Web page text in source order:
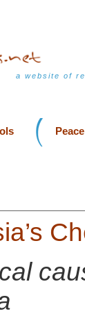
a website of